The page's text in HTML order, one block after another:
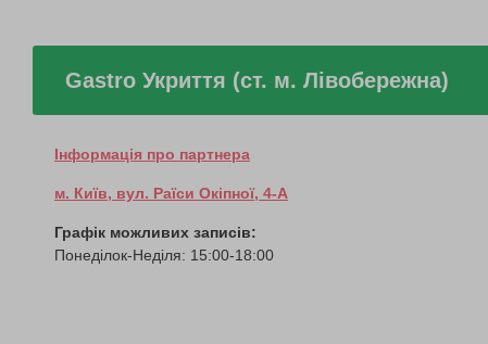
Gastro Укриття (ст. м. Лівобережна)
Інформація про партнера
м. Київ, вул. Раїси Окіпної, 4-А
Графік можливих записів:
Понеділок-Неділя: 15:00-18:00